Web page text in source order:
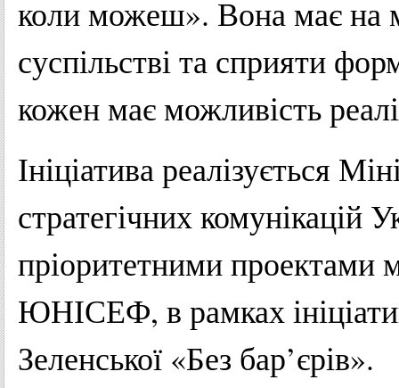
коли можеш». Вона має на
суспільстві та сприяти
кожен має можливість
Ініціатива реалізується
стратегічних комунікацій
пріоритетними проектами
ЮНІСЕФ, в рамках
Зеленської «Без бар’єрів».